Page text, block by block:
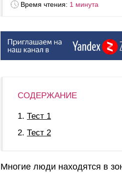
Время чтения: 1 минута
СОДЕРЖАНИЕ
Тест 1
Тест 2
Многие люди находятся в